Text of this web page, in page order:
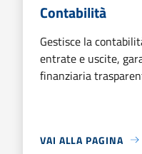
Contabilità
Gestisce la
entrate e uscite,
finanziaria
VAI ALLA PAGINA